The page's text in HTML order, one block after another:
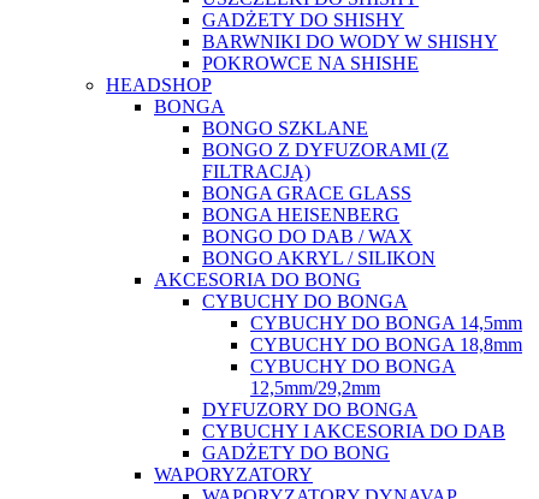
GADŻETY DO SHISHY
BARWNIKI DO WODY W SHISHY
POKROWCE NA SHISHE
HEADSHOP
BONGA
BONGO SZKLANE
BONGO Z DYFUZORAMI (Z
FILTRACJĄ)
BONGA GRACE GLASS
BONGA HEISENBERG
BONGO DO DAB / WAX
BONGO AKRYL / SILIKON
AKCESORIA DO BONG
CYBUCHY DO BONGA
CYBUCHY DO BONGA 14,5mm
CYBUCHY DO BONGA 18,8mm
CYBUCHY DO BONGA
12,5mm/29,2mm
DYFUZORY DO BONGA
CYBUCHY I AKCESORIA DO DAB
GADŻETY DO BONG
WAPORYZATORY